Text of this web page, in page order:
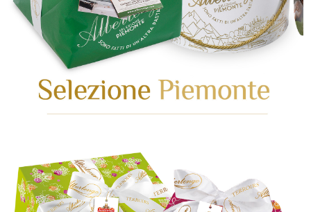
GEHEN SIE ZUR KATEGORIE